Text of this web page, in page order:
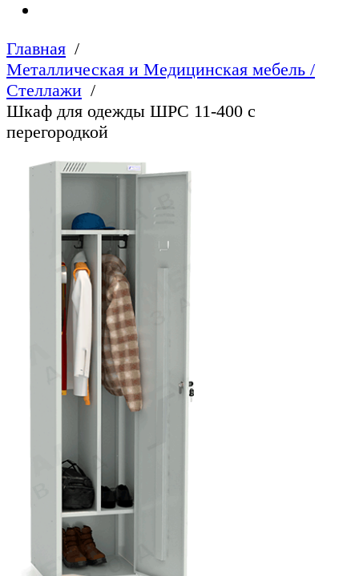
Главная
Металлическая и Медицинская мебель /
Стеллажи
Шкаф для одежды ШРС 11-400 с
перегородкой